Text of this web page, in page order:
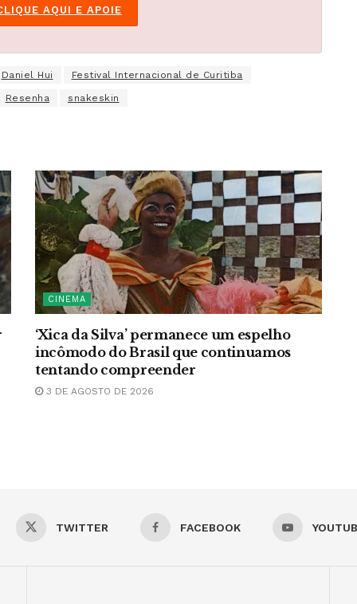
AQUI E APOIE
Daniel Hui Festival Internacional de Curitiba
Resenha snakeskin
CINEMA
‘Xica da Silva’ permanece um espelho
incômodo do Brasil que continuamos
tentando compreender
3 DE AGOSTO DE 2026
TWITTER FACEBOOK